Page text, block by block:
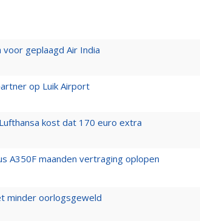
geplaagd Air India
op Luik Airport
kost dat 170 euro extra
A350F maanden vertraging oplopen
minder oorlogsgeweld